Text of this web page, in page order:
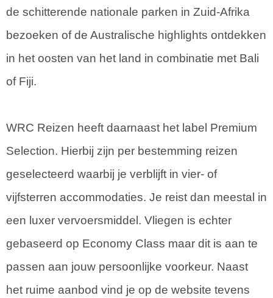
de schitterende nationale parken in Zuid-Afrika
bezoeken of de Australische highlights ontdekken
in het oosten van het land in combinatie met Bali
of Fiji.
WRC Reizen heeft daarnaast het label Premium
Selection. Hierbij zijn per bestemming reizen
geselecteerd waarbij je verblijft in vier- of
vijfsterren accommodaties. Je reist dan meestal in
een luxer vervoersmiddel. Vliegen is echter
gebaseerd op Economy Class maar dit is aan te
passen aan jouw persoonlijke voorkeur. Naast
het ruime aanbod vind je op de website tevens